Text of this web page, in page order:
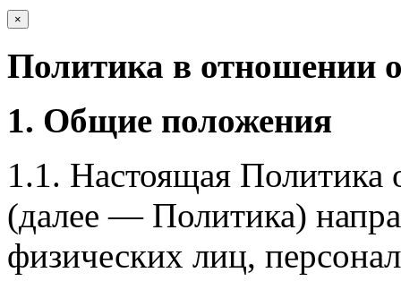
×
Политика в отношении
1. Общие положения
1.1. Настоящая Политика
(далее — Политика)
физических лиц,